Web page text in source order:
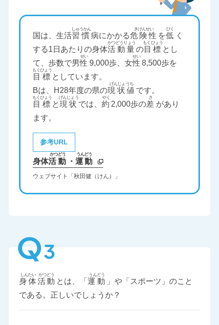
国は、生活習慣病にかかる危険性 を低 く
する1日あたりの身体活動量の目標 とし
て、歩数で男性 9,000歩、女性 8,500歩を
目標 としています。
Bは、H28年度の県の現状値 です。
目標 と現状 では、約 2,000歩の差 があり
ます。
参考URL
身体活動 ・ 運動
ウェブサイト「秋田健（けん）」
Q3
身体活動 とは、「運動 」や「スポーツ」のこと
である。正しいでしょうか？